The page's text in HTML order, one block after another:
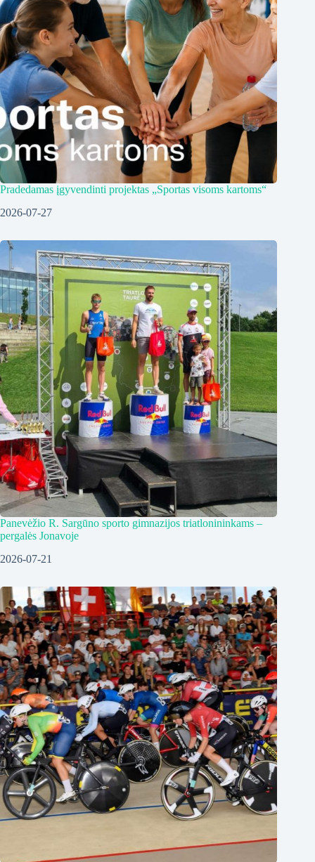
Pradedamas įgyvendinti projektas „Sportas visoms kartoms“
2026-07-27
Panevėžio R. Sargūno sporto gimnazijos triatlonininkams –
pergalės Jonavoje
2026-07-21